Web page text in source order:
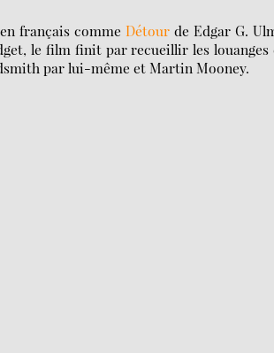
français comme Détourde Edgar G.
le film finit par recueillir les louanges
par lui-même et Martin Mooney.